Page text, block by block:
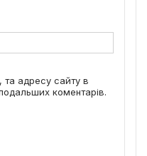
та адресу сайту в
коментарів.